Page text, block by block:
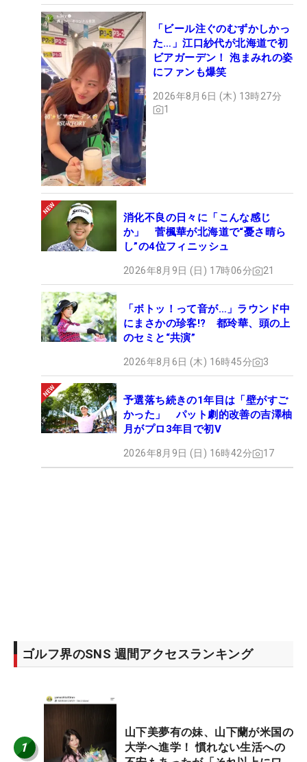
「ビール注ぐのむずかしかっ
た…」江口紗代が北海道で初
ビアガーデン！ 泡まみれの姿
にファンも爆笑
2026年8月6日 (木) 13時27分
1
消化不良の日々に「こんな感じ
か」 菅楓華が北海道で“憂さ晴ら
し”の4位フィニッシュ
2026年8月9日 (日) 17時06分 21
「ボトッ！って音が…」ラウンド中
にまさかの珍客!? 都玲華、頭の上
のセミと“共演”
2026年8月6日 (木) 16時45分 3
予選落ち続きの1年目は「壁がすご
かった」 パット劇的改善の吉澤柚
月がプロ3年目で初V
2026年8月9日 (日) 16時42分 17
ゴルフ界のSNS 週間アクセスランキング
1
山下美夢有の妹、山下蘭が米国の
大学へ進学！ 慣れない生活への